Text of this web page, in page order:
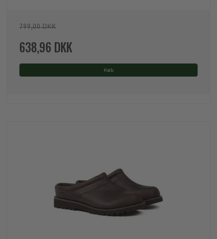
799,00 DKK
638,96 DKK
Køb